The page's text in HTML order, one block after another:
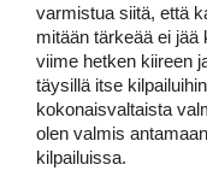
varmistua siitä, että
mitään tärkeää ei jää
viime hetken kiireen
täysillä itse
kokonaisvaltaista
olen valmis
kilpailuissa.